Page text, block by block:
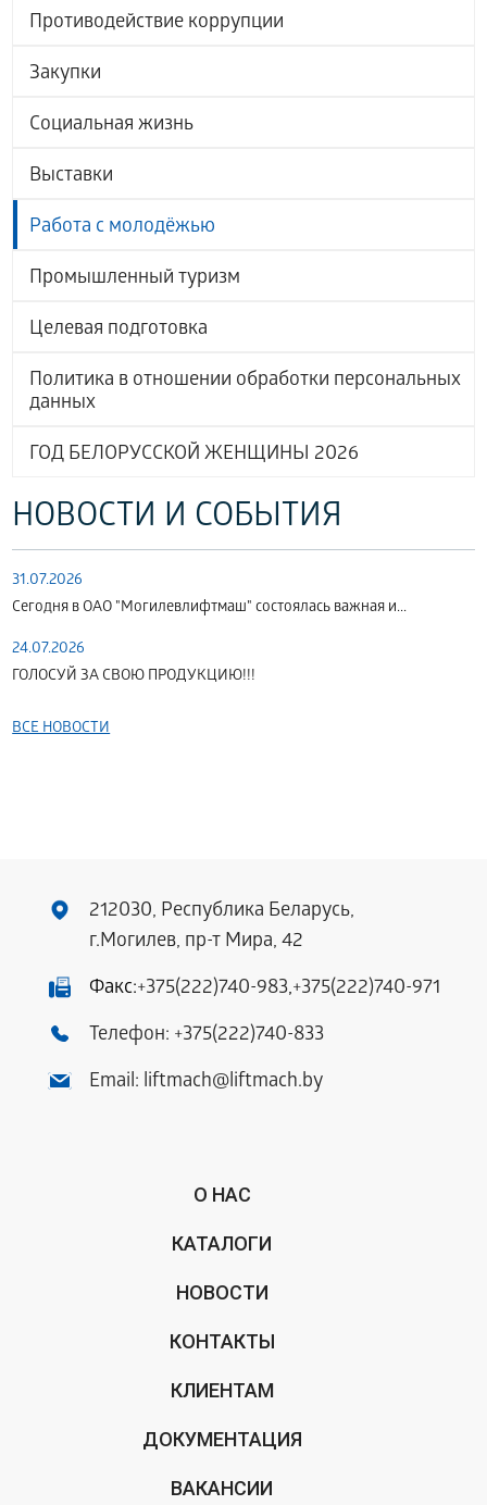
Противодействие коррупции
Закупки
Социальная жизнь
Выставки
Работа с молодёжью
Промышленный туризм
Целевая подготовка
Политика в отношении обработки персональных
данных
ГОД БЕЛОРУССКОЙ ЖЕНЩИНЫ 2026
НОВОСТИ И СОБЫТИЯ
31.07.2026
Сегодня в ОАО "Могилевлифтмаш" состоялась важная и...
24.07.2026
ГОЛОСУЙ ЗА СВОЮ ПРОДУКЦИЮ!!!
ВСЕ НОВОСТИ
212030, Республика Беларусь,
г.Могилев, пр-т Мира, 42
Факс:+375(222)740-983,+375(222)740-971
Телефон: +375(222)740-833
Email: liftmach@liftmach.by
О НАС
КАТАЛОГИ
НОВОСТИ
КОНТАКТЫ
КЛИЕНТАМ
ДОКУМЕНТАЦИЯ
ВАКАНСИИ